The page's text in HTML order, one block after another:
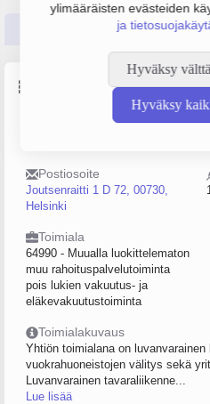
ylimääräisten evästeiden
ja
Hyväksy
Hyväksy
Tilinpäätösluvut
Perustiedot
Postiosoite
Joutsenraitti 1 D 72, 00730,
Helsinki
Toimiala
64990 - Muualla luokittelematon
muu rahoituspalvelutoiminta
pois lukien vakuutus- ja
eläkevakuutustoiminta
Toimialakuvaus
Yhtiön toimialana on
vuokrahuoneistojen välitys sekä
Luvanvarainen tavaraliikenne...
Lue lisää